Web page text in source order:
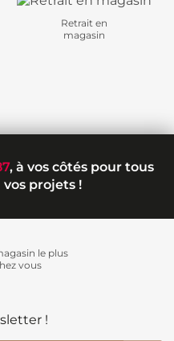
Retrait en
magasin
, à vos côtés pour tous
vos projets !
le plus
vous
!